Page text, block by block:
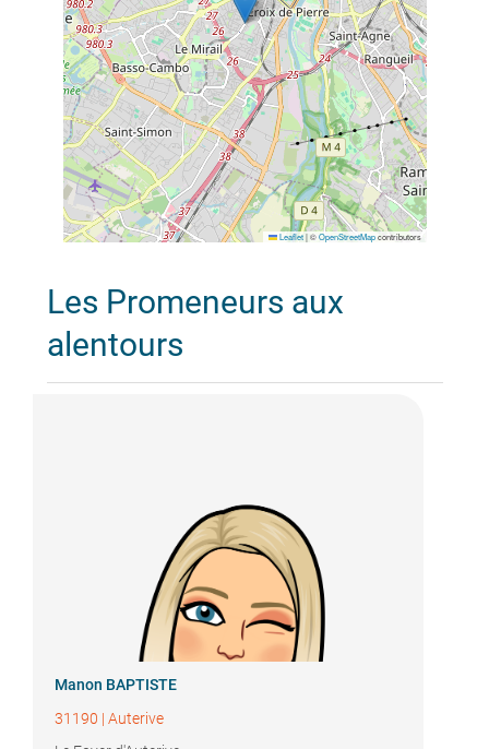
Leaflet |©OpenStreetMapcontributors
Les Promeneurs aux
alentours
Manon BAPTISTE
31190 | Auterive